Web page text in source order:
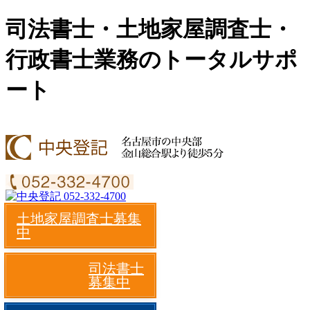
司法書士・土地家屋調査士・
行政書士業務のトータルサポ
ート
土地家屋調査士募集
中
司法書士
募集中